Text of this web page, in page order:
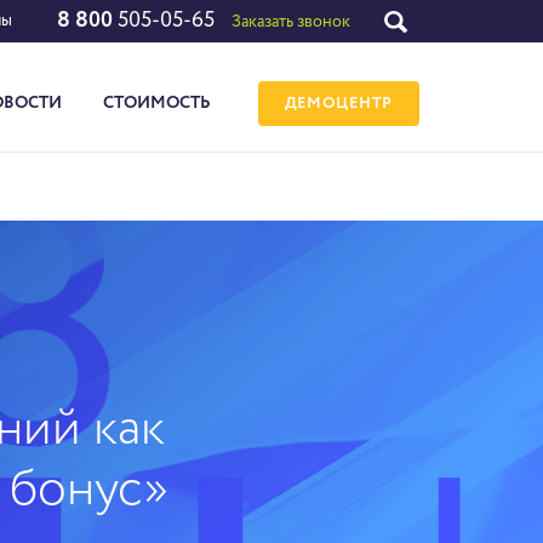
8 800 505-05-65 Заказать звонок
СТОИМОСТЬ ДЕМОЦЕНТР
как
бонус»